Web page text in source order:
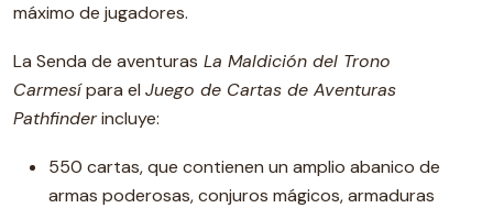
máximo de jugadores.
La Senda de aventuras La Maldición del Trono
Carmesípara el Juego de Cartas de Aventuras
Pathfinderincluye:
550 cartas, que contienen un amplio abanico de
armas poderosas, conjuros mágicos, armaduras